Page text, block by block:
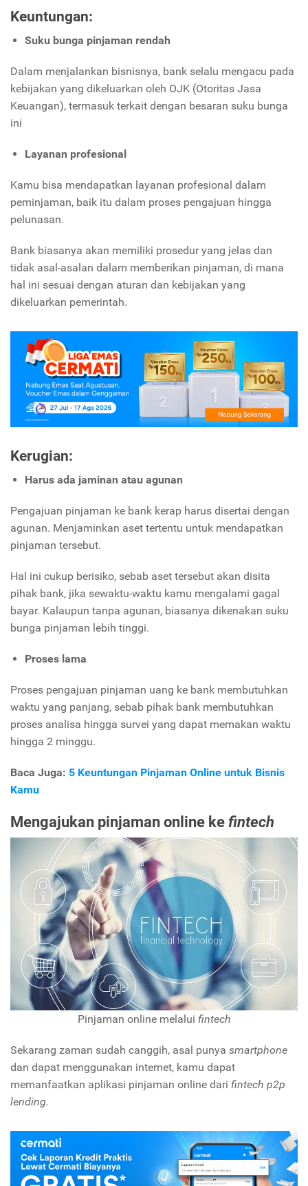
Keuntungan:
Suku bunga pinjaman rendah
Dalam menjalankan bisnisnya, bank selalu mengacu pada
kebijakan yang dikeluarkan oleh OJK (Otoritas Jasa
Keuangan), termasuk terkait dengan besaran suku bunga
ini
Layanan profesional
Kamu bisa mendapatkan layanan profesional dalam
peminjaman, baik itu dalam proses pengajuan hingga
pelunasan.
Bank biasanya akan memiliki prosedur yang jelas dan
tidak asal-asalan dalam memberikan pinjaman, di mana
hal ini sesuai dengan aturan dan kebijakan yang
dikeluarkan pemerintah.
Kerugian:
Harus ada jaminan atau agunan
Pengajuan pinjaman ke bank kerap harus disertai dengan
agunan. Menjaminkan aset tertentu untuk mendapatkan
pinjaman tersebut.
Hal ini cukup berisiko, sebab aset tersebut akan disita
pihak bank, jika sewaktu-waktu kamu mengalami gagal
bayar. Kalaupun tanpa agunan, biasanya dikenakan suku
bunga pinjaman lebih tinggi.
Proses lama
Proses pengajuan pinjaman uang ke bank membutuhkan
waktu yang panjang, sebab pihak bank membutuhkan
proses analisa hingga survei yang dapat memakan waktu
hingga 2 minggu.
Baca Juga: 5 Keuntungan Pinjaman Online untuk Bisnis
Kamu
Mengajukan pinjaman online kefintech
Pinjaman online melalui fintech
Sekarang zaman sudah canggih, asal punya smartphone
dan dapat menggunakan internet, kamu dapat
memanfaatkan aplikasi pinjaman online dari fintech p2p
lending.